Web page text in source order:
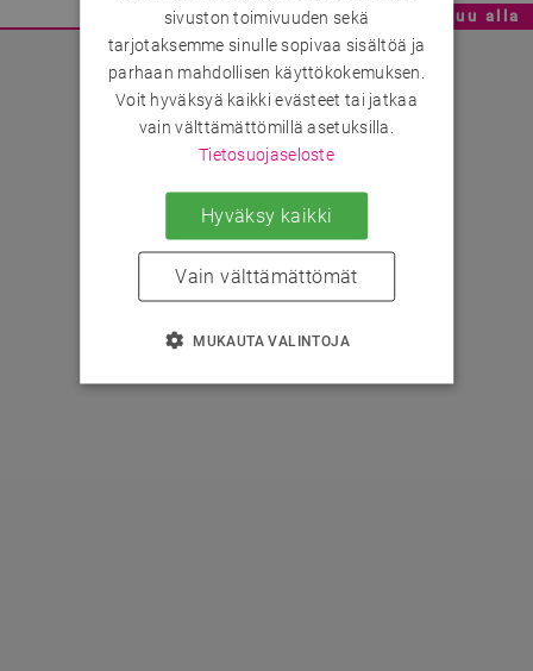
Mainoskatko - Sisältö jatkuu alla
sivuston toimivuuden sekä
tarjotaksemme sinulle sopivaa sisältöä ja
parhaan mahdollisen käyttökokemuksen.
Voit hyväksyä kaikki evästeet tai jatkaa
vain välttämättömillä asetuksilla.
Tietosuojaseloste
Hyväksy kaikki
Vain välttämättömät
MUKAUTA VALINTOJA